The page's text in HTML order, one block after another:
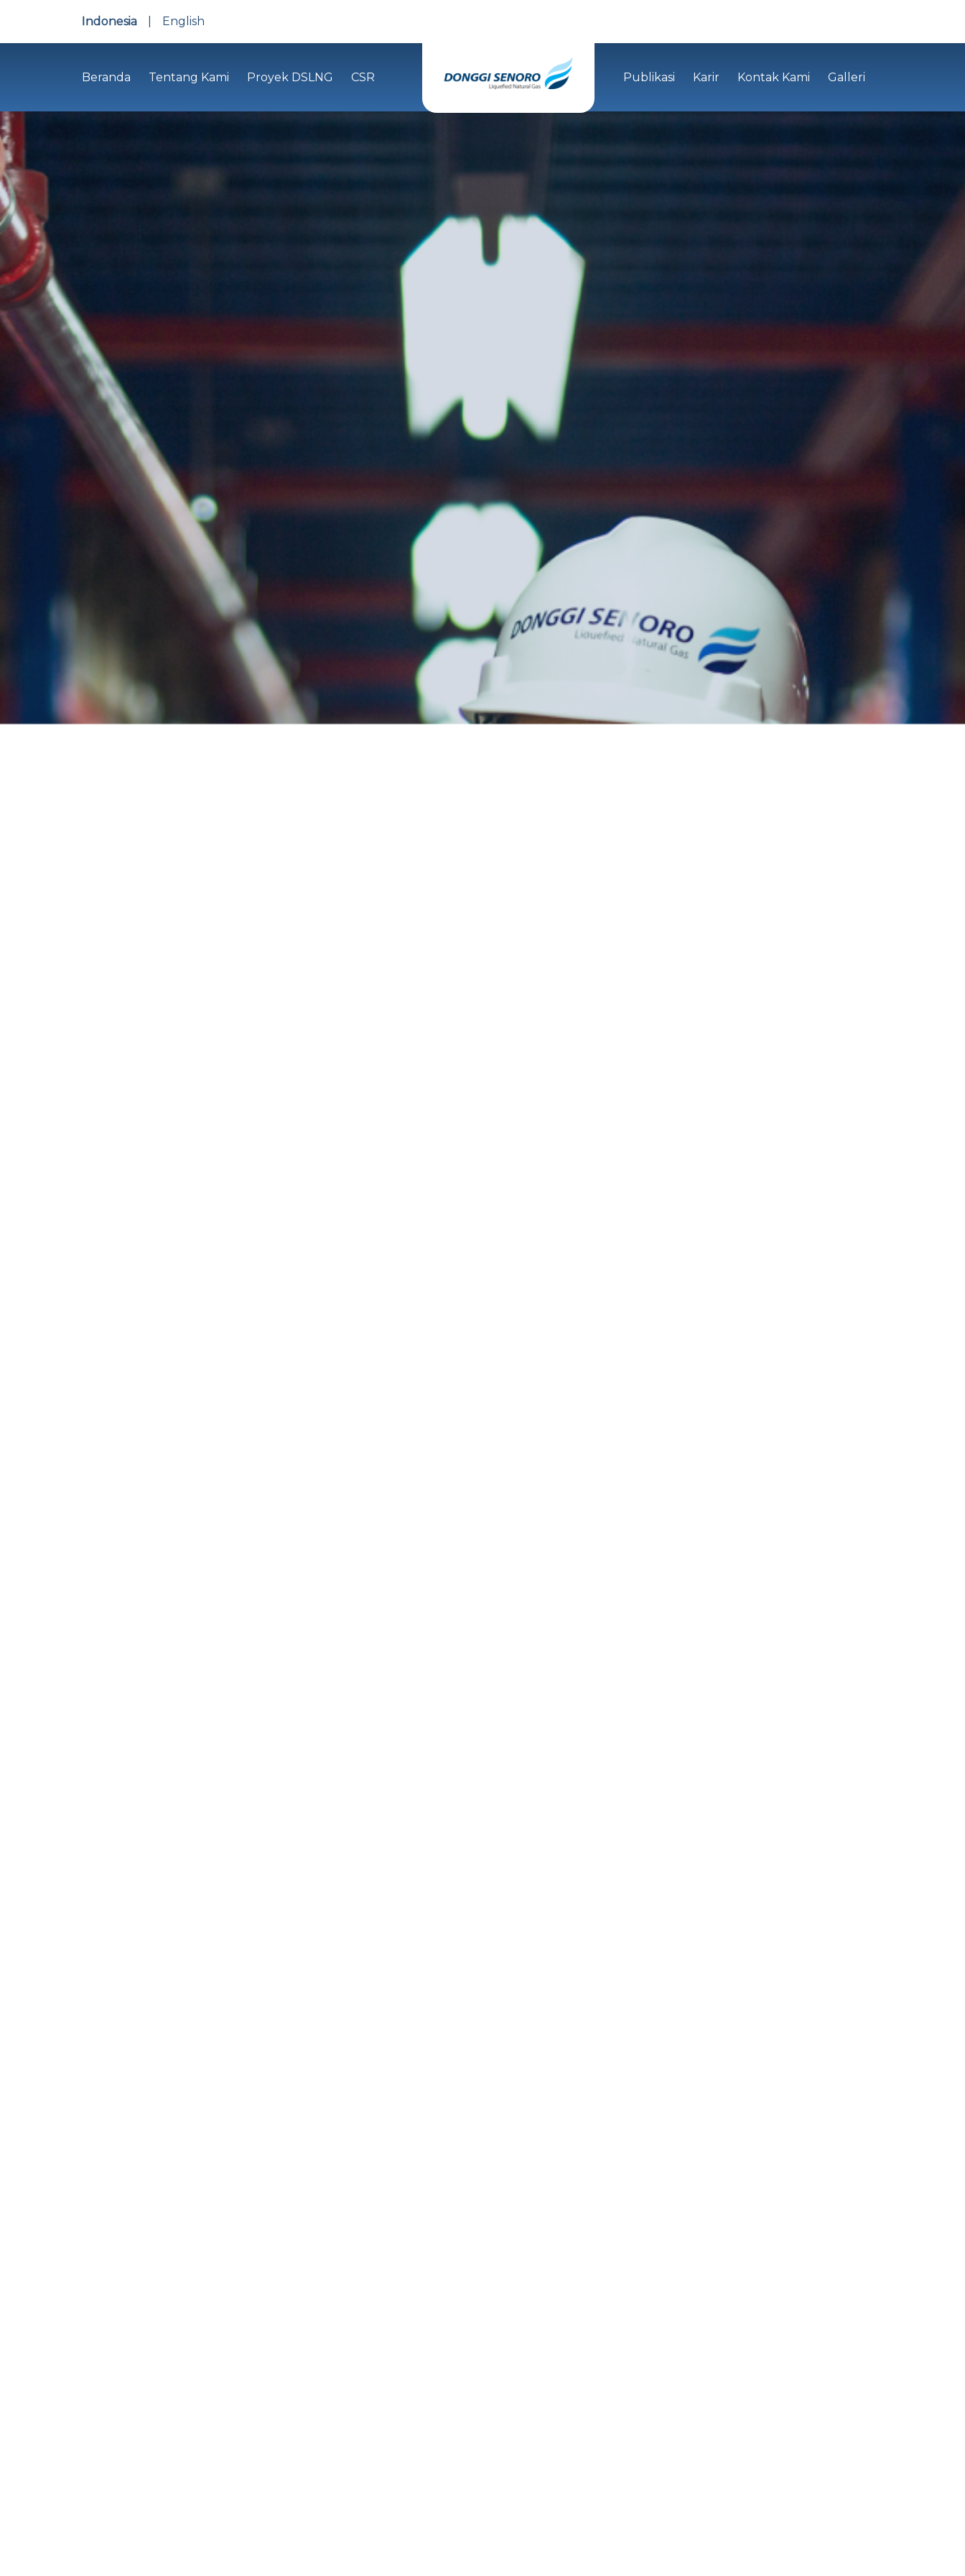
Indonesia English
Beranda Tentang Kami Proyek DSLNG CSR Publikasi Karir Kontak Kami Galleri